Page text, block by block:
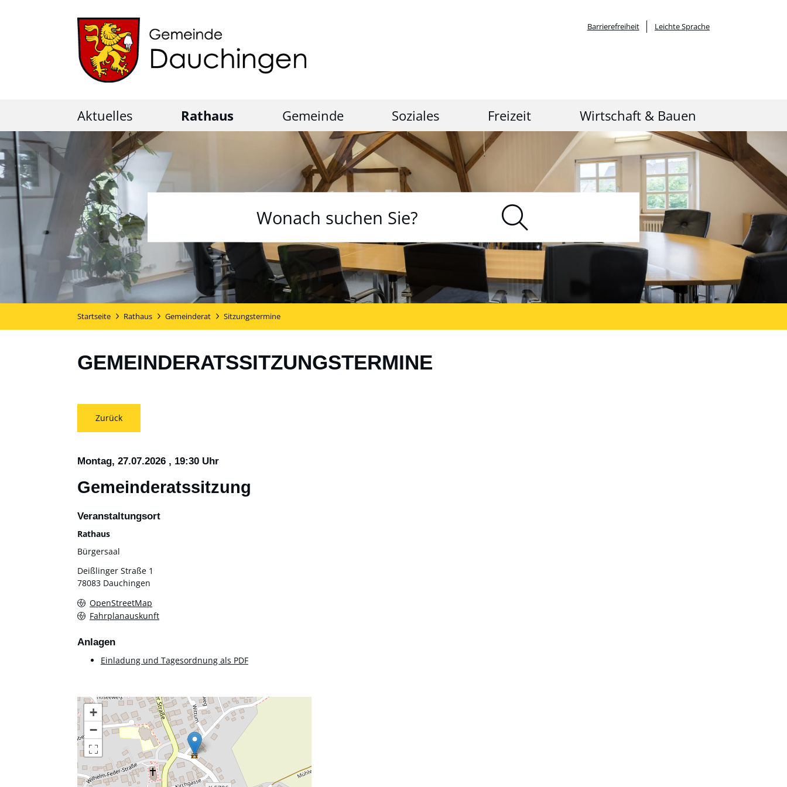
Barrierefreiheit Leichte Sprache
Aktuelles Rathaus Gemeinde Soziales Freizeit Wirtschaft & Bauen
Startseite Rathaus Gemeinderat Sitzungstermine
GEMEINDERATSSITZUNGSTERMINE
Zurück
Montag, 27.07.2026 , 19:30 Uhr
Gemeinderatssitzung
+
−
Veranstaltungsort
Rathaus
Bürgersaal
Deißlinger Straße 1
78083 Dauchingen
OpenStreetMap
Fahrplanauskunft
Anlagen
Einladung und Tagesordnung als PDF